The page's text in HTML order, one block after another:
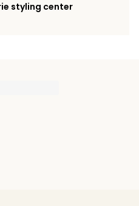
styling center